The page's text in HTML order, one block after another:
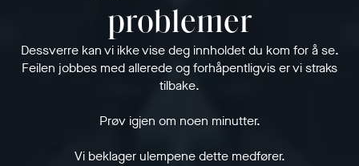
problemer
Dessverre kan vi ikke vise deg innholdet du kom for å se.
Feilen jobbes med allerede og forhåpentligvis er vi straks
tilbake.
Prøv igjen om noen minutter.
Vi beklager ulempene dette medfører.